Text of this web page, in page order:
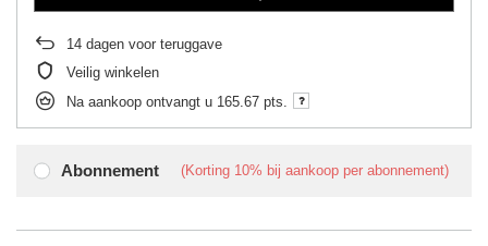
Abonnement (Korting 10% bij aankoop per abonnement)
14 dagen voor teruggave
Veilig winkelen
Na aankoop ontvangt u 165.67 pts.